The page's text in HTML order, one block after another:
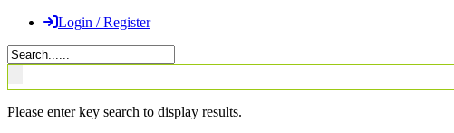
Login / Register
Please enter key search to display results.